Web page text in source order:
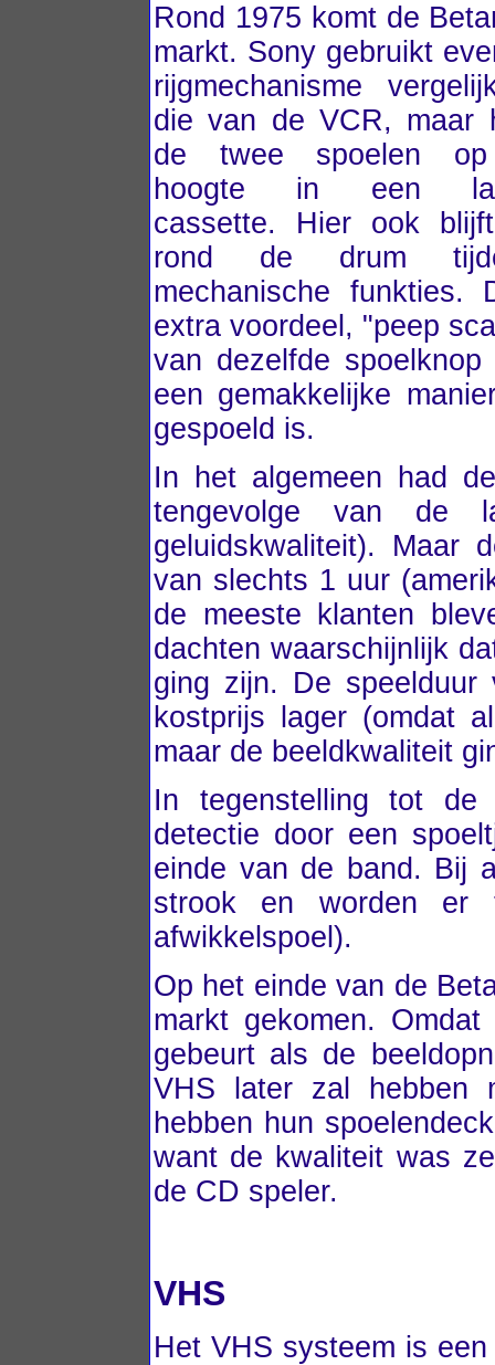
Rond 1975 komt de
markt. Sony gebruikt
rijgmechanisme
die van de VCR, maar
de twee spoelen op
hoogte in een
cassette. Hier ook
rond de drum
mechanische funkties.
extra voordeel, "peep
van dezelfde
een gemakkelijke
gespoeld is.
In het algemeen had
tengevolge van de
geluidskwaliteit). Maar
van slechts 1 uur
de meeste klanten
dachten waarschijnlijk
ging zijn. De speelduur
kostprijs lager (omdat
maar de beeldkwaliteit
In tegenstelling tot de
detectie door een
einde van de band. Bij
strook en worden er
afwikkelspoel).
Op het einde van de
markt gekomen.
gebeurt als de
VHS later zal hebben
hebben hun
want de kwaliteit was
de CD speler.
VHS
Het VHS systeem is